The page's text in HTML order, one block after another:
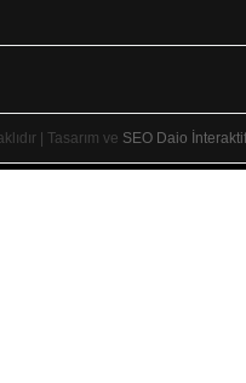
| Tasarım ve SEO Daio İnteraktif